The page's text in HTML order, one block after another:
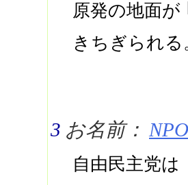
原発の地面が
きちぎられ
3 お名前：
自由民主党は